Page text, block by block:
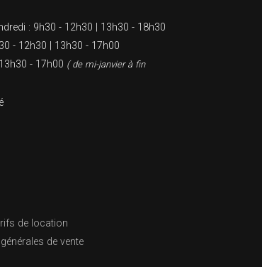
: 9h30 - 12h30 | 13h30 - 18h30
- 12h30 | 13h30 - 17h00
- 17h00 ( de mi-janvier à fin
de location
de vente